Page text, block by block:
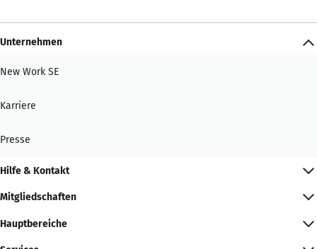
Unternehmen
New Work SE
Karriere
Presse
Hilfe & Kontakt
Mitgliedschaften
Hauptbereiche